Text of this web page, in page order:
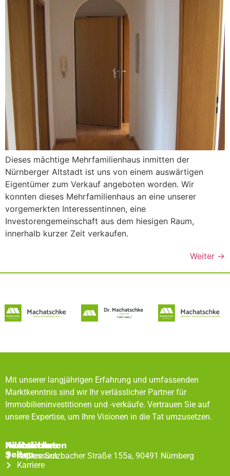
Dieses mächtige Mehrfamilienhaus inmitten der
Nürnberger Altstadt ist uns von einem auswärtigen
Eigentümer zum Verkauf angeboten worden. Wir
konnten dieses Mehrfamilienhaus an eine unserer
vorgemerkten Interessentinnen, eine
Investorengemeinschaft aus dem hiesigen Raum,
innerhalb kurzer Zeit verkaufen.
Weiter →
Mit unserer langjährigen Erfahrung und umfassenden
Marktkenntnis sind wir Ihr verlässlicher Partner für
Immobilieninvestitionen und -verkäufe. Vertrauen Sie auf
unsere Expertise, um Ihre Visionen in die Tat umzusetzen.
Rechtliches
Impressum
Hilfreiche
Seiten
Karriere
Kontaktdaten
Äußere Sulzbacher Straße 155a, 90491 Nürnberg